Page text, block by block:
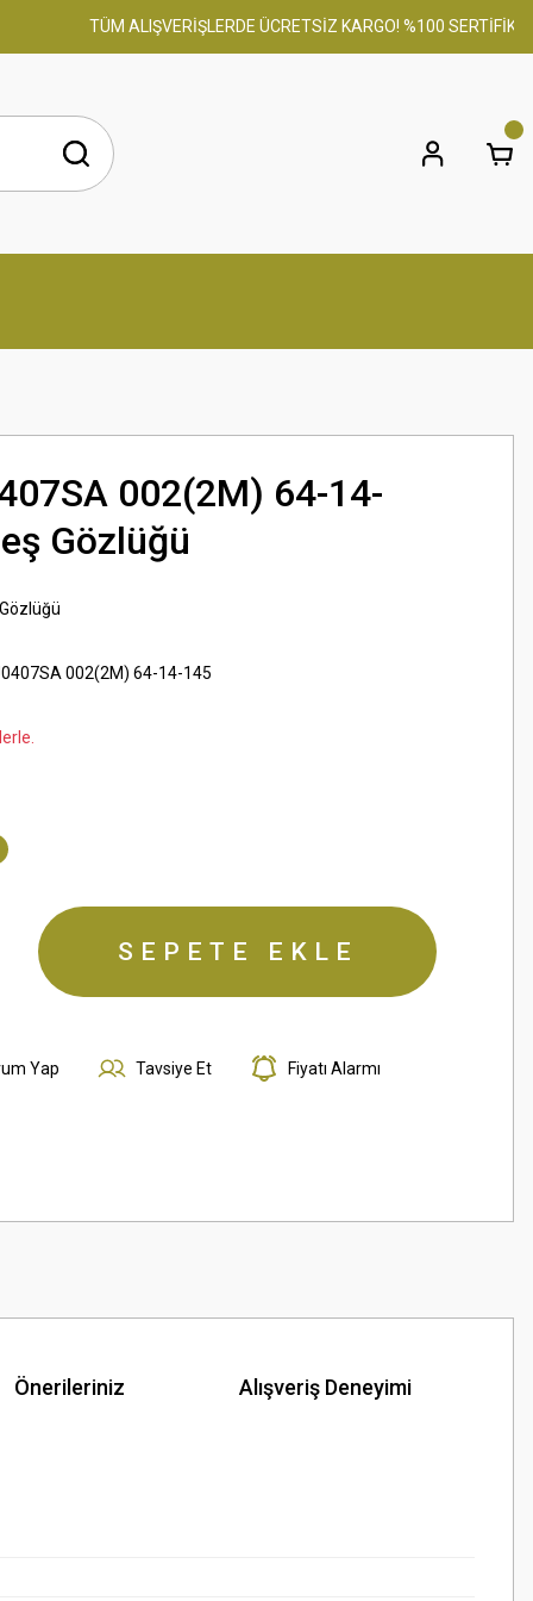
TÜM ALIŞVERİŞLERDE ÜCRETSİZ KARGO! %100 SERTİFİKALI
002(2M) 64-14-
Gözlüğü
002(2M) 64-14-145
SEPETE EKLE
Yap Tavsiye Et Fiyatı Alarmı
Önerileriniz Alışveriş Deneyimi